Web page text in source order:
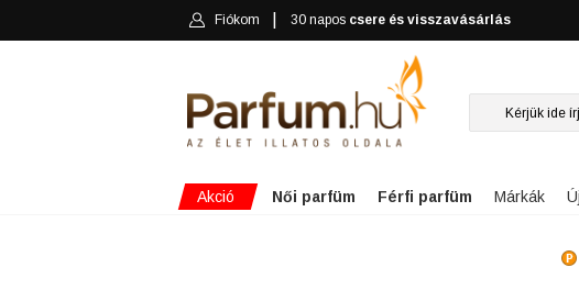
Fiókom 30 napos csere és visszavásárlás
Akció Női parfüm Férfi parfüm Márkák